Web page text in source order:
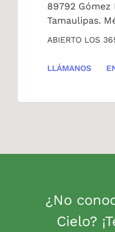
89792 Gómez
Tamaulipas.
ABIERTO LOS
LLÁMANOS
¿No
Cielo?